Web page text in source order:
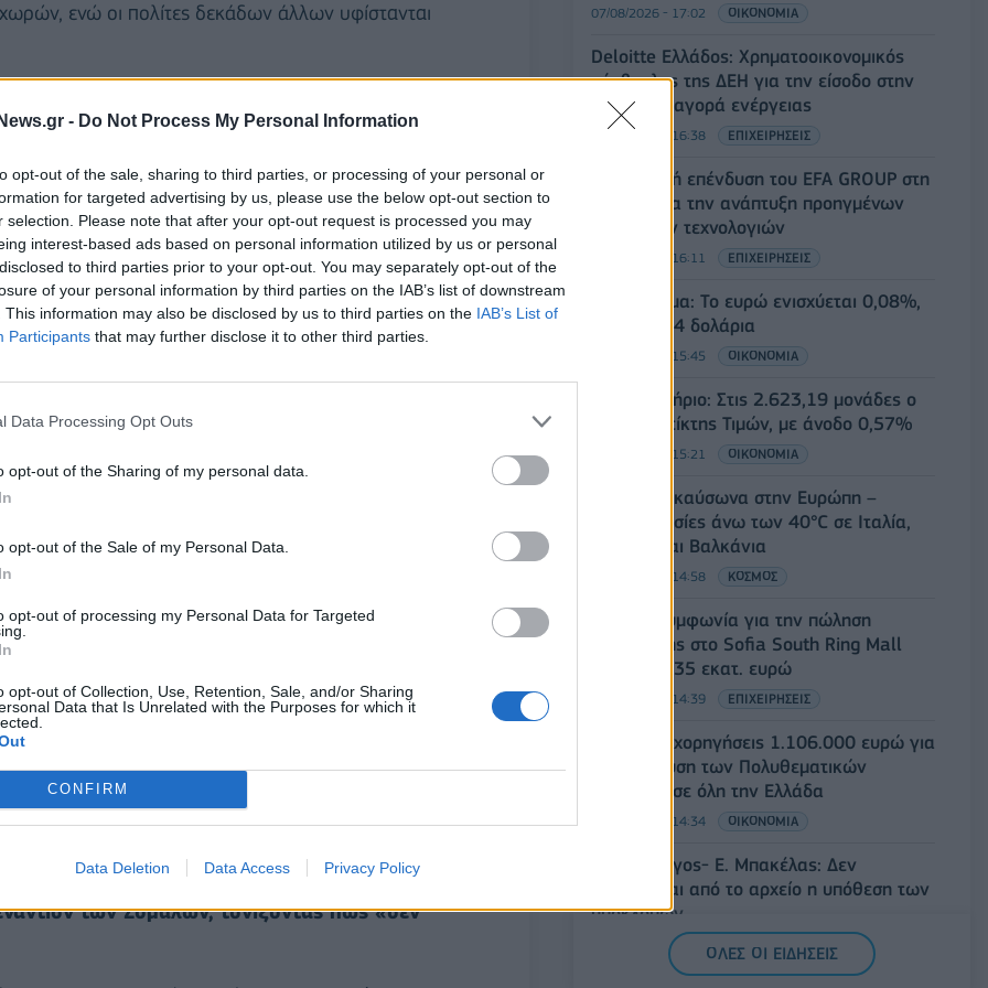
- Do Not Process My Personal Information
opt-out of the sale, sharing to third parties, or processing of your personal or
for targeted advertising by us, please use the below opt-out section to
selection. Please note that after your opt-out request is processed you may
interest-based ads based on personal information utilized by us or personal
to third parties prior to your opt-out. You may separately opt-out of the
of your personal information by third parties on the IAB’s list of downstream
This information may also be disclosed by us to third parties on the IAB’s List of
Participants that may further disclose it to other third parties.
Data Processing Opt Outs
opt-out of the Sharing of my personal data.
opt-out of the Sale of my Personal Data.
opt-out of processing my Personal Data for Targeted
opt-out of Collection, Use, Retention, Sale, and/or Sharing
Data that Is Unrelated with the Purposes for which it
CONFIRM
Data Deletion Data Access Privacy Policy
ενώ οι πολίτες δεκάδων άλλων υφίστανται
μερικές ημέρες μετά τη φονική
στο κεντρικό τμήμα της χώρας.
οι έλεγχοι ασφαλείας είναι «τόσο ανεπαρκείς που
των υπηκόων τους». Το κείμενο προβλέπει
στις ΗΠΑ μόνιμα και νομίμως, για πρόσωπα
στο παρελθόν, ανήκοντα σε ειδικές
η είσοδος των οποίων στην επικράτεια
ο Ντόναλντ Τραμπ άρχισε ευρείας κλίμακας
ενώ σκλήρυνε εντυπωσιακά τους όρους και
έκδοση θεωρήσεων διαβατηρίου, διατεινόμενος
ασφαλείας». Τα μέτρα αυτά σκοπό έχουν να μην
να απειλήσουν» τους Αμερικανούς, κατά τη
που μπορεί να «βλάψουν τον πολιτισμό,
αρχές» των ΗΠΑ.Πρόσφατα, ο αμερικανός
των Σομαλών, τονίζοντας πως «δεν
07/08/2026 - 17:02 ΟΙΚΟΝΟΜΙΑ
Deloitte Ελλάδος: Χρηματοοικονομικός
σύμβουλος της ΔΕΗ για την είσοδο στην
πολωνική αγορά ενέργειας
07/08/2026 - 16:38 ΕΠΙΧΕΙΡΗΣΕΙΣ
Στρατηγική επένδυση του EFA GROUP στη
Fractal για την ανάπτυξη προηγμένων
αμυντικών τεχνολογιών
07/08/2026 - 16:11 ΕΠΙΧΕΙΡΗΣΕΙΣ
Συνάλλαγμα: Το ευρώ ενισχύεται 0,08%,
στα 1,1534 δολάρια
07/08/2026 - 15:45 ΟΙΚΟΝΟΜΙΑ
Χρηματιστήριο: Στις 2.623,19 μονάδες ο
Γενικός Δείκτης Τιμών, με άνοδο 0,57%
07/08/2026 - 15:21 ΟΙΚΟΝΟΜΙΑ
Νέο κύμα καύσωνα στην Ευρώπη –
Θερμοκρασίες άνω των 40°C σε Ιταλία,
Ισπανία και Βαλκάνια
07/08/2026 - 14:58 ΚΟΣΜΟΣ
Fourlis: Συμφωνία για την πώληση
συμμετοχής στο Sofia South Ring Mall
έναντι 49,35 εκατ. ευρώ
07/08/2026 - 14:39 ΕΠΙΧΕΙΡΗΣΕΙΣ
ΥΠΠΟ: Επιχορηγήσεις 1.106.000 ευρώ για
την ενίσχυση των Πολυθεματικών
Φεστιβάλ σε όλη την Ελλάδα
07/08/2026 - 14:34 ΟΙΚΟΝΟΜΙΑ
Άρειος Πάγος- Ε. Μπακέλας: Δεν
ανασύρεται από το αρχείο η υπόθεση των
υποκλοπών
07/08/2026 - 14:11
ΟΛΕΣ ΟΙ ΕΙΔΗΣΕΙΣ